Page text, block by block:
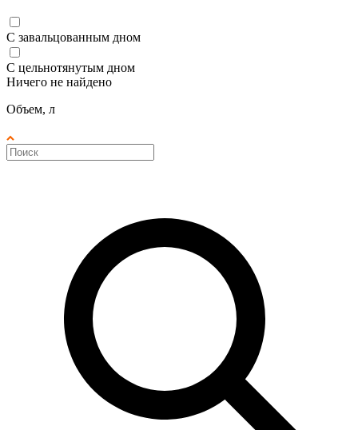
С завальцованным дном
С цельнотянутым дном
Ничего не найдено
Объем, л